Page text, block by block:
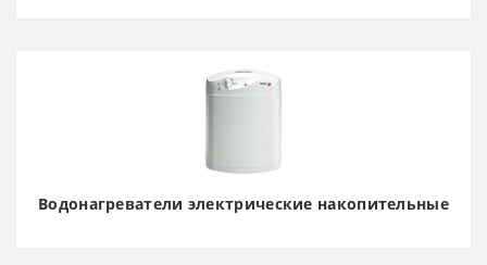
Водонагреватели электрические накопительные